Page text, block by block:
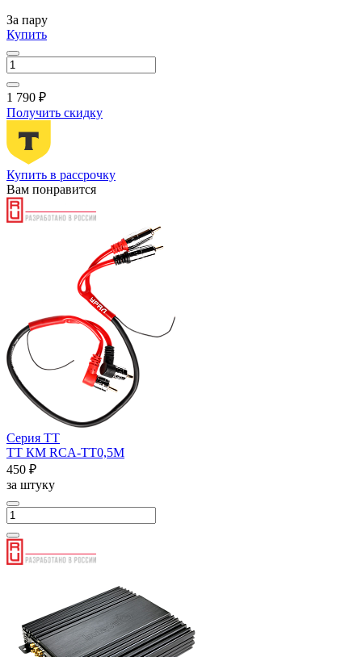
За пару
Купить
1 790 ₽
Получить скидку
Купить в рассрочку
Вам понравится
Серия ТТ
ТТ КМ RCA-ТТ0,5М
450 ₽
за штуку